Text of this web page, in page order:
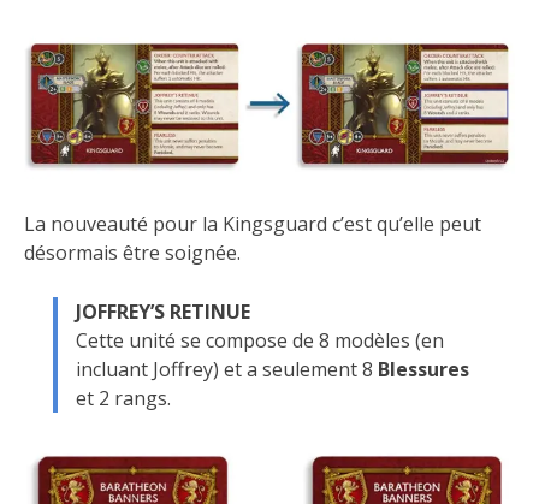
La nouveauté pour la Kingsguard c’est qu’elle peut
désormais être soignée.
JOFFREY’S RETINUE
Cette unité se compose de 8 modèles (en
incluant Joffrey) et a seulement 8 Blessures
et 2 rangs.